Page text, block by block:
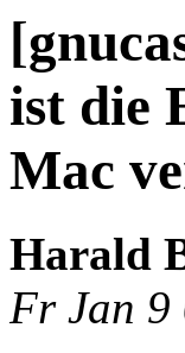
ist die
Mac
Harald
Fr Jan 9